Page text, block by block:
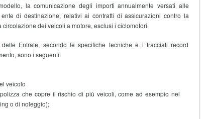
la comunicazione degli importi annualmente versati alle
di destinazione, relativi ai contratti di assicurazioni contro la
dei veicoli a motore, esclusi i ciclomotori.
Entrate, secondo le specifiche tecniche e i tracciati record
sono i seguenti:
veicolo
che copre il rischio di più veicoli, come ad esempio nel
o di noleggio);